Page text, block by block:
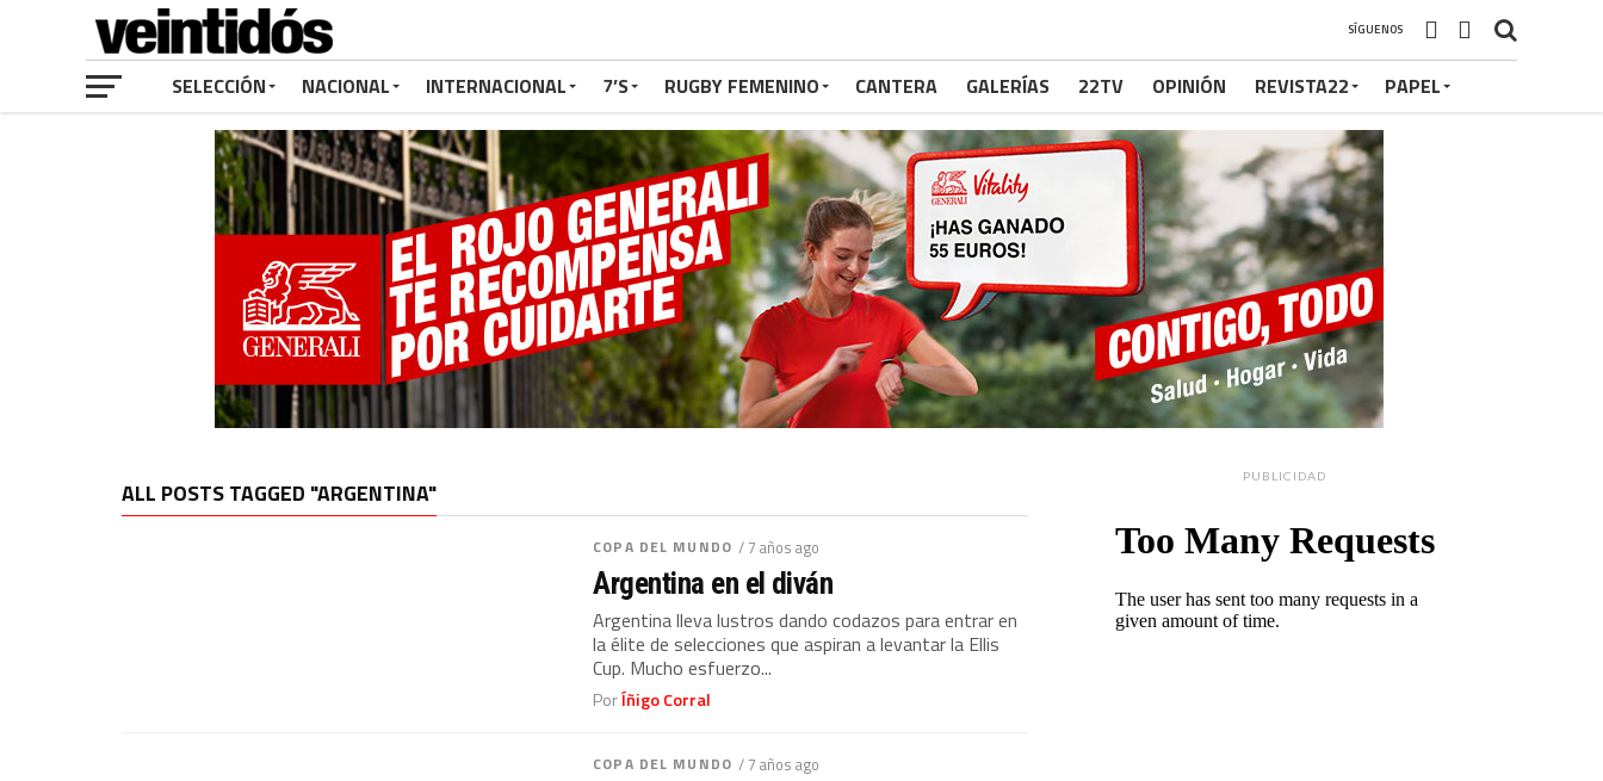
SÍGUENOS
SELECCIÓN NACIONAL INTERNACIONAL 7’S RUGBY FEMENINO CANTERA GALERÍAS 22TV OPINIÓN REVISTA22 PAPEL
ALL POSTS TAGGED "ARGENTINA"
COPA DEL MUNDO / 7 años ago
Argentina en el diván
Argentina lleva lustros dando codazos para entrar en
la élite de selecciones que aspiran a levantar la Ellis
Cup. Mucho esfuerzo...
PorÍñigo Corral
COPA DEL MUNDO / 7 años ago
PUBLICIDAD